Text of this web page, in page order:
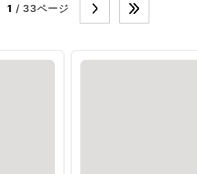
1 / 33ページ